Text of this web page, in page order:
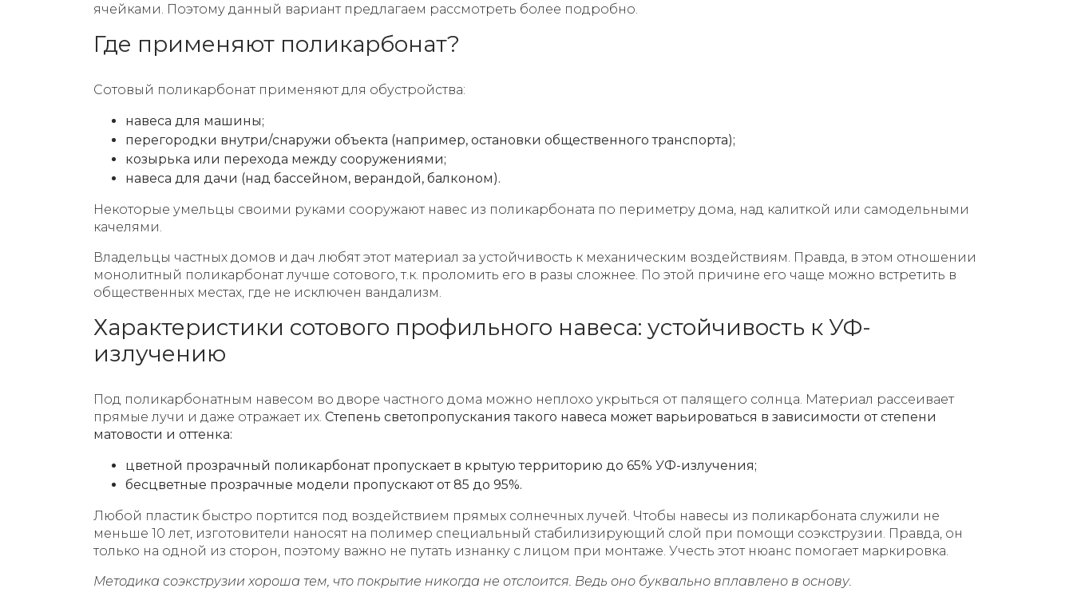
ячейками. Поэтому данный вариант предлагаем рассмотреть более подробно.
Где применяют поликарбонат?
Сотовый поликарбонат применяют для обустройства:
навеса для машины;
перегородки внутри/снаружи объекта (например, остановки общественного транспорта);
козырька или перехода между сооружениями;
навеса для дачи (над бассейном, верандой, балконом).
Некоторые умельцы своими руками сооружают навес из поликарбоната по периметру дома, над калиткой или самодельными
качелями.
Владельцы частных домов и дач любят этот материал за устойчивость к механическим воздействиям. Правда, в этом отношении
монолитный поликарбонат лучше сотового, т.к. проломить его в разы сложнее. По этой причине его чаще можно встретить в
общественных местах, где не исключен вандализм.
Характеристики сотового профильного навеса: устойчивость к УФ-
излучению
Под поликарбонатным навесом во дворе частного дома можно неплохо укрыться от палящего солнца. Материал рассеивает
прямые лучи и даже отражает их. Степень светопропускания такого навеса может варьироваться в зависимости от степени
матовости и оттенка:
цветной прозрачный поликарбонат пропускает в крытую территорию до 65% УФ-излучения;
бесцветные прозрачные модели пропускают от 85 до 95%.
Любой пластик быстро портится под воздействием прямых солнечных лучей. Чтобы навесы из поликарбоната служили не
меньше 10 лет, изготовители наносят на полимер специальный стабилизирующий слой при помощи соэкструзии. Правда, он
только на одной из сторон, поэтому важно не путать изнанку с лицом при монтаже. Учесть этот нюанс помогает маркировка.
Методика соэкструзии хороша тем, что покрытие никогда не отслоится. Ведь оно буквально вплавлено в основу.